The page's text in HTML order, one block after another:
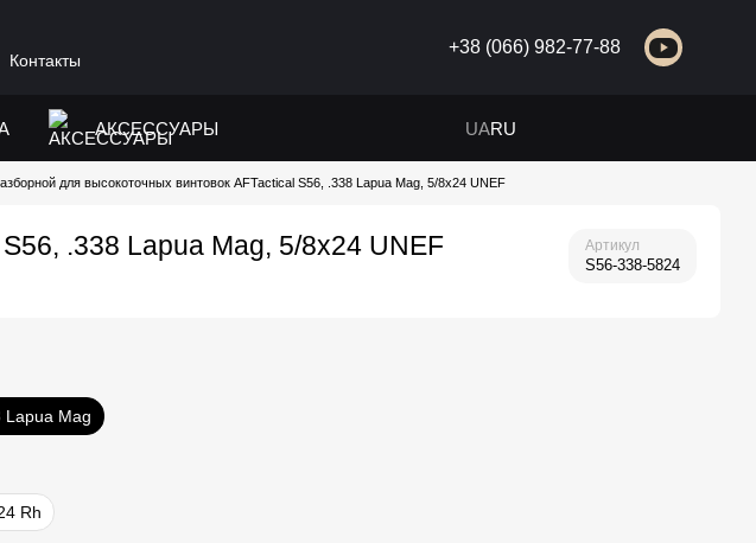
Контакты
+38 (066) 982-77-88
АКСЕССУАРЫ UARU
для высокоточных винтовок AFTactical S56, .338 Lapua Mag, 5/8x24 UNEF
.338 Lapua Mag, 5/8x24 UNEF Артикул
S56-338-5824
Lapua Mag
Rh